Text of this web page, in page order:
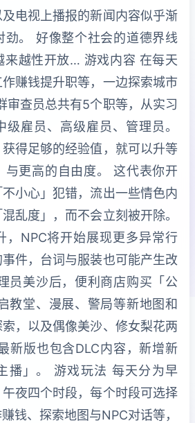
电视上播报的新闻内容似乎渐
劲。 好像整个社会的道德界线
来越性开放… 游戏内容 在每天
赚钱提升职等，一边探索城市
审查员总共有5个职等，从实习
级雇员、高级雇员、管理员。
得足够的经验值，就可以升等
与更高的自由度。 这代表你开
小心」犯错，流出一些情色内
乱度」，而不会立刻被开除。
，NPC将开始展现更多异常行
件，台词与服装也可能产生改
员美沙后，便利商店购买「公
教堂、漫展、警局等新地图和
，以及偶像美沙、修女梨花两
新版也包含DLC内容，新增新
播」。 游戏玩法 每天分为早
午夜四个时段，每个时段可选择
钱、探索地图与NPC对话等，